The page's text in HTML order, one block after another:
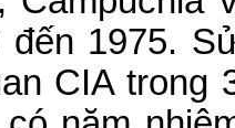
đến 1975.
CIA trong